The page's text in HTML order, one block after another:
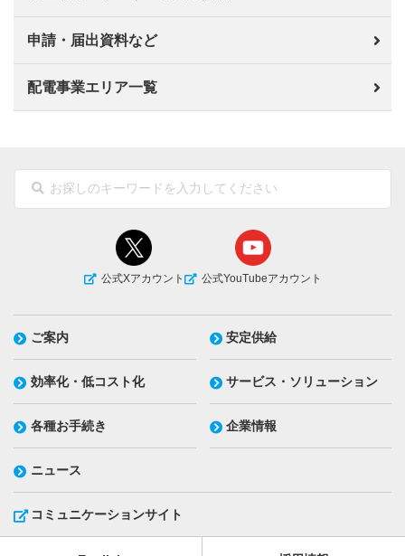
申請・届出資料など
配電事業エリア一覧
公式Xアカウント 公式YouTubeアカウント
ご案内 安定供給
効率化・低コスト化 サービス・ソリューション
各種お手続き 企業情報
ニュース
コミュニケーションサイト